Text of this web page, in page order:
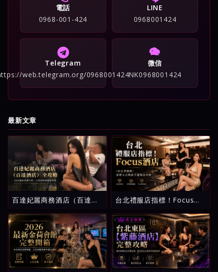
電話
0968-001-424
LINE
0968001424
Telegram
web.telegram.org/0968001424
微信
NK0968001424
最新文章
百達妃麗商務酒店（百達酒
介紹、五星評級與避坑指南
台北禮服店指標！Focus酒
與新手進場全攻略